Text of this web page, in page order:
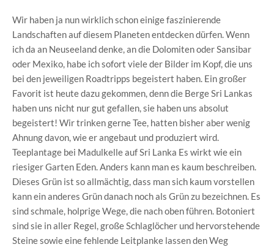
Wir haben ja nun wirklich schon einige faszinierende
Landschaften auf diesem Planeten entdecken dürfen. Wenn
ich da an Neuseeland denke, an die Dolomiten oder Sansibar
oder Mexiko, habe ich sofort viele der Bilder im Kopf, die uns
bei den jeweiligen Roadtripps begeistert haben. Ein großer
Favorit ist heute dazu gekommen, denn die Berge Sri Lankas
haben uns nicht nur gut gefallen, sie haben uns absolut
begeistert! Wir trinken gerne Tee, hatten bisher aber wenig
Ahnung davon, wie er angebaut und produziert wird.
Teeplantage bei Madulkelle auf Sri Lanka Es wirkt wie ein
riesiger Garten Eden. Anders kann man es kaum beschreiben.
Dieses Grün ist so allmächtig, dass man sich kaum vorstellen
kann ein anderes Grün danach noch als Grün zu bezeichnen. Es
sind schmale, holprige Wege, die nach oben führen. Botoniert
sind sie in aller Regel, große Schlaglöcher und hervorstehende
Steine sowie eine fehlende Leitplanke lassen den Weg